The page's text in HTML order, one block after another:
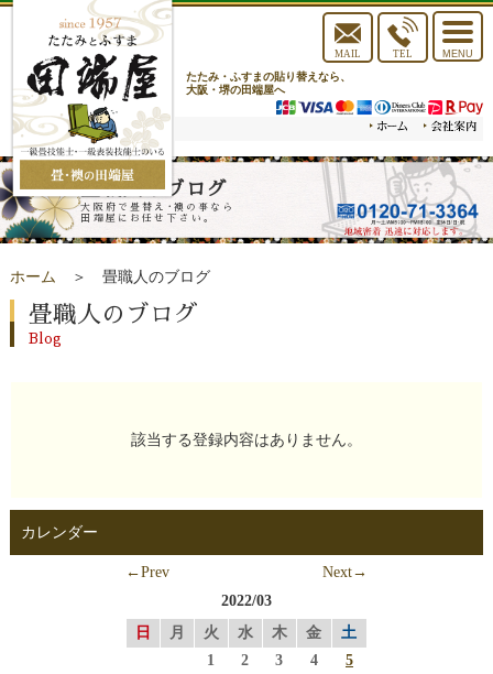
MAIL TEL
toggle
MENU
たたみ・ふすまの貼り替えなら、
大阪・堺の田端屋へ
畳職人のブログ
大阪府で畳替え･襖の事なら
田端屋にお任せ下さい。
ホーム ＞ 畳職人のブログ
畳職人のブログ
Blog
該当する登録内容はありません。
カレンダー
←Prev
Next→
2022/03
日
月 火 水 木 金
土
1
2 3 4
5